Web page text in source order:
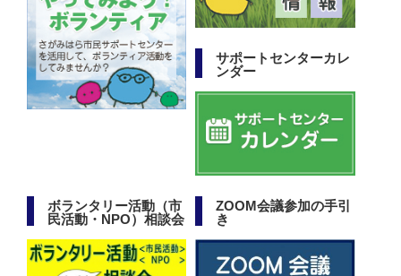
サポートセンターカレ
ンダー
ボランタリー活動（市
民活動・NPO）相談会
ZOOM会議参加の手引
き